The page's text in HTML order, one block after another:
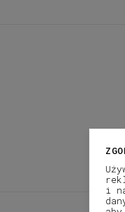
i